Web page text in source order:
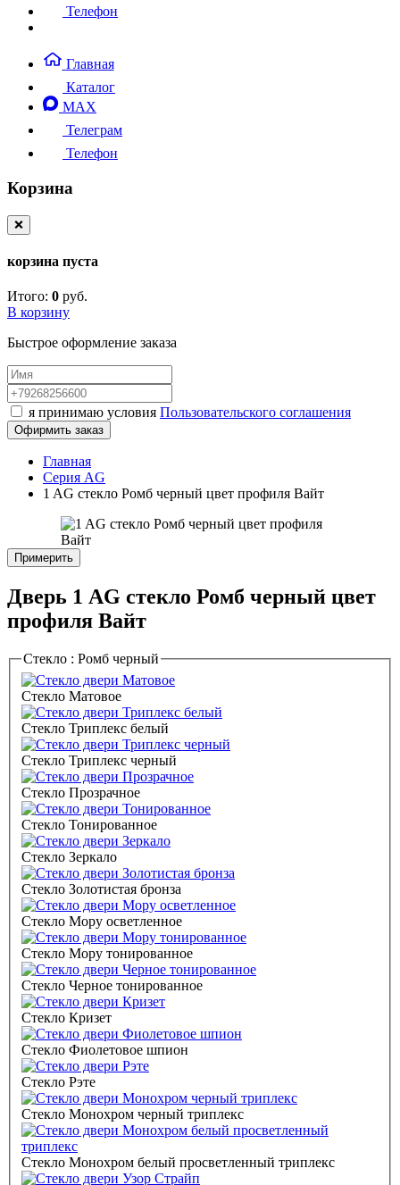
Телефон
Главная
Каталог
MAX
Телеграм
Телефон
Корзина
❌
корзина пуста
Итого: 0 руб.
В корзину
Быстрое оформление заказа
я принимаю условия Пользовательского соглашения
Офирмить заказ
Главная
Серия AG
1 AG стекло Ромб черный цвет профиля Вайт
Примерить
Дверь 1 AG стекло Ромб черный цвет
профиля Вайт
Стекло : Ромб черный
Стекло Матовое
Стекло Триплекс белый
Стекло Триплекс черный
Стекло Прозрачное
Стекло Тонированное
Стекло Зеркало
Стекло Золотистая бронза
Стекло Мору осветленное
Стекло Мору тонированное
Стекло Черное тонированное
Стекло Кризет
Стекло Фиолетовое шпион
Стекло Рэте
Стекло Монохром черный триплекс
Стекло Монохром белый просветленный триплекс